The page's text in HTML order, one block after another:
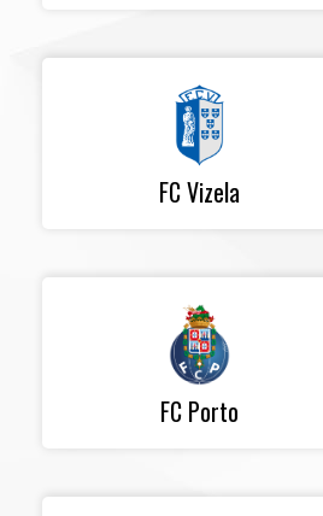
FC Vizela
FC Porto